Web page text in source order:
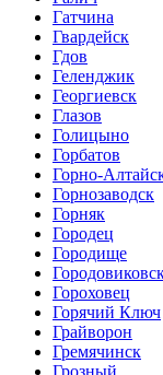
Гатчина
Гвардейск
Гдов
Геленджик
Георгиевск
Глазов
Голицыно
Горбатов
Горно-
Горнозаводск
Горняк
Городец
Городище
Гороховец
Горячий Ключ
Грайворон
Гремячинск